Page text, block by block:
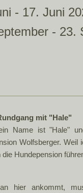
- 17. Juni
- 23.
mit "Hale"
Name ist "Hale"
Wolfsberger.
die Hundepension
hier ankommt,